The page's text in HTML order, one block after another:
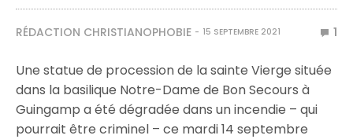
RÉDACTION CHRISTIANOPHOBIE 15 SEPTEMBRE 2021 1
Une statue de procession de la sainte Vierge située
dans la basilique Notre-Dame de Bon Secours à
Guingamp a été dégradée dans un incendie – qui
pourrait être criminel – ce mardi 14 septembre